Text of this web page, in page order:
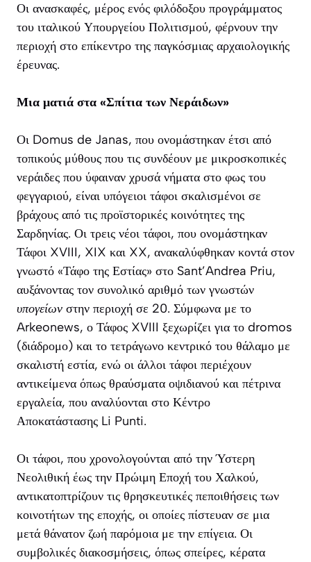
Οι ανασκαφές, μέρος ενός φιλόδοξου προγράμματος
του ιταλικού Υπουργείου Πολιτισμού, φέρνουν την
περιοχή στο επίκεντρο της παγκόσμιας αρχαιολογικής
έρευνας.
Μια ματιά στα «Σπίτια των Νεράιδων»
Οι Domus de Janas, που ονομάστηκαν έτσι από
τοπικούς μύθους που τις συνδέουν με μικροσκοπικές
νεράιδες που ύφαιναν χρυσά νήματα στο φως του
φεγγαριού, είναι υπόγειοι τάφοι σκαλισμένοι σε
βράχους από τις προϊστορικές κοινότητες της
Σαρδηνίας. Οι τρεις νέοι τάφοι, που ονομάστηκαν
Τάφοι XVIII, XIX και XX, ανακαλύφθηκαν κοντά στον
γνωστό «Τάφο της Εστίας» στο Sant’Andrea Priu,
αυξάνοντας τον συνολικό αριθμό των γνωστών
υπογείων στην περιοχή σε 20. Σύμφωνα με το
Arkeonews, ο Τάφος XVIII ξεχωρίζει για το dromos
(διάδρομο) και το τετράγωνο κεντρικό του θάλαμο με
σκαλιστή εστία, ενώ οι άλλοι τάφοι περιέχουν
αντικείμενα όπως θραύσματα οψιδιανού και πέτρινα
εργαλεία, που αναλύονται στο Κέντρο
Αποκατάστασης Li Punti.
Οι τάφοι, που χρονολογούνται από την Ύστερη
Νεολιθική έως την Πρώιμη Εποχή του Χαλκού,
αντικατοπτρίζουν τις θρησκευτικές πεποιθήσεις των
κοινοτήτων της εποχής, οι οποίες πίστευαν σε μια
μετά θάνατον ζωή παρόμοια με την επίγεια. Οι
συμβολικές διακοσμήσεις, όπως σπείρες, κέρατα